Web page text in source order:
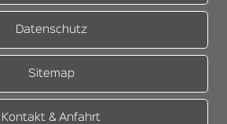
Datenschutz
Sitemap
Kontakt & Anfahrt